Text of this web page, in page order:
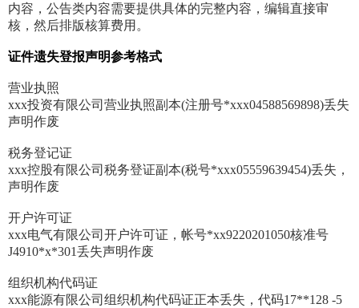
内容，公告类内容需要提供具体的完整内容，编辑直接审
核，然后排版核算费用。
证件遗失登报声明参考格式
营业执照
xxx投资有限公司营业执照副本(注册号*xxx04588569898)丢失
声明作废
税务登记证
xxx控股有限公司税务登证副本(税号*xxx05559639454)丢失，
声明作废
开户许可证
xxx电气有限公司开户许可证，帐号*xx9220201050核准号
J4910*x*301丢失声明作废
组织机构代码证
xxx能源有限公司组织机构代码证正本丢失，代码17**128 -5